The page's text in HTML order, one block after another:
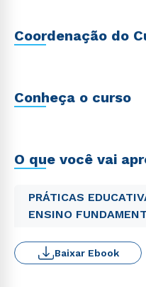
Coordenação do
Conheça o curso
O que você vai
PRÁTICAS
ENSINO
Baixar Ebook